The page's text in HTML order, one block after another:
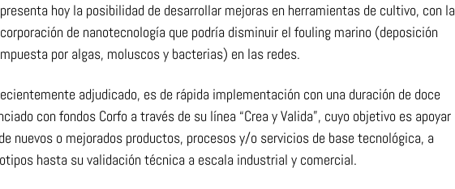
hoy la posibilidad de desarrollar mejoras en herramientas de cultivo, con la
de nanotecnología que podría disminuir el fouling marino (deposición
por algas, moluscos y bacterias) en las redes.
adjudicado, es de rápida implementación con una duración de doce
con fondos Corfo a través de su línea “Crea y Valida”, cuyo objetivo es apoyar
nuevos o mejorados productos, procesos y/o servicios de base tecnológica, a
hasta su validación técnica a escala industrial y comercial.